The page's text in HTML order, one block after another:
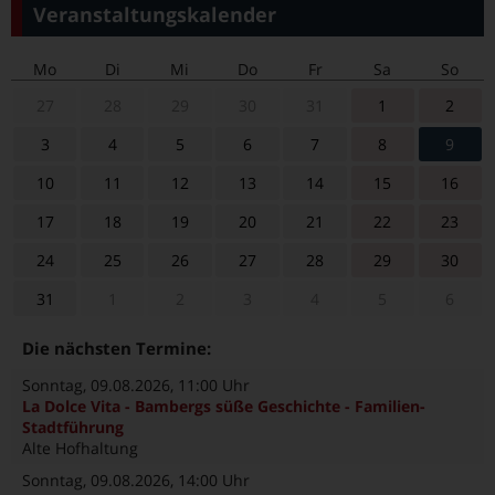
Veranstaltungskalender
Mo Di Mi Do Fr Sa
So
1
2
3
4 5 6 7 8
9
10
11 12 13 14 15
16
17
18 19 20 21 22
23
24
25 26 27 28 29
30
31
Die nächsten Termine:
Sonntag, 09.08.2026, 11:00 Uhr
La Dolce Vita - Bambergs süße Geschichte - Familien-
Stadtführung
Alte Hofhaltung
Sonntag, 09.08.2026, 14:00 Uhr